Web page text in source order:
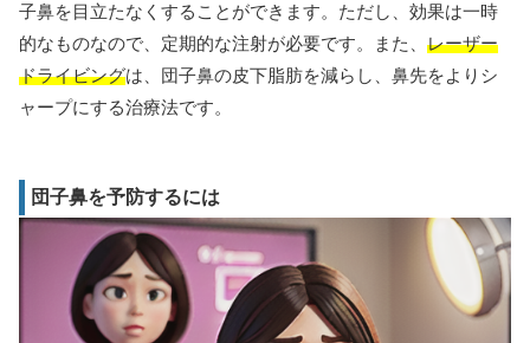
子鼻を目立たなくすることができます。ただし、効果は一時
的なものなので、定期的な注射が必要です。また、 レーザー
ドライビングは、団子鼻の皮下脂肪を減らし、鼻先をよりシ
ャープにする治療法です。
団子鼻を予防するには